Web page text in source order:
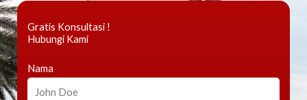
Gratis Konsultasi !
Hubungi Kami
Nama